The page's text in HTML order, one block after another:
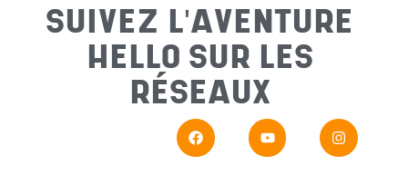
SUIVEZ L'AVENTURE
HELLO SUR LES
RÉSEAUX